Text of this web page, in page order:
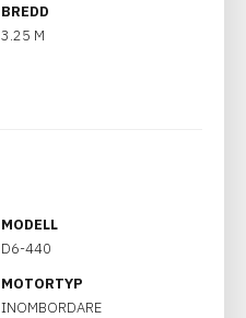
BREDD
3.25 M
MODELL
D6-440
MOTORTYP
INOMBORDARE